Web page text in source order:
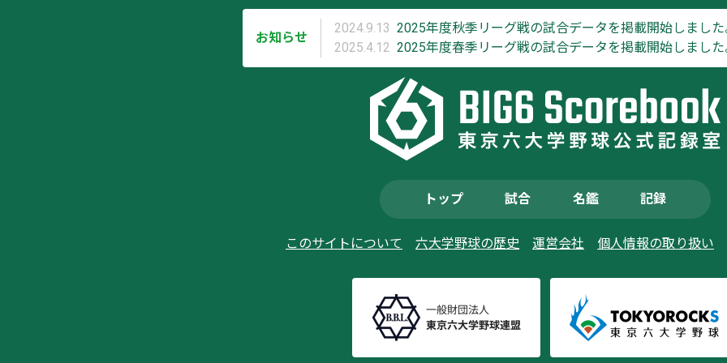
お知らせ
2024.9.13 2025年度秋季リーグ戦の試合データを掲載開始しました
2025.4.12 2025年度春季リーグ戦の試合データを掲載開始しました
トップ 試合 名鑑 記録
このサイトについて 六大学野球の歴史 運営会社 個人情報の取り扱い